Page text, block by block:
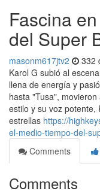
Fascina
del Super
masonm617jtv2 332
Karol G subió al
llena de energía y
hasta "Tusa",
estilo y su voz
estrellas https://
el-medio-tiempo-del-
Comments
Comments